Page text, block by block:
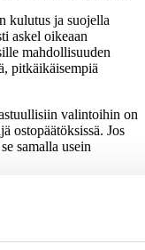
kulutus ja suojella
askel oikeaan
mahdollisuuden
pitkäikäisempiä
valintoihin on
ostopäätöksissä. Jos
samalla usein
arvonlisäveron
kuin jos ostaisi uudet